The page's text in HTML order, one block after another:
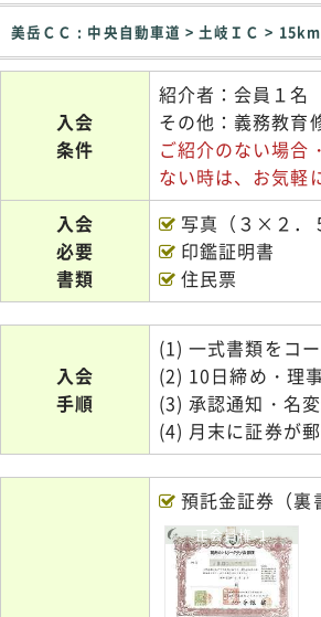
美岳ＣＣ : 中央自動車道 > 土岐ＩＣ >
入会
条件
紹介者：会員１名
その他：義務教育
ご紹介のない場合
ない時は、お気軽
入会
必要
書類
写真（３×２．
印鑑証明書
住民票
入会
手順
(1) 一式書類をコ
(2) 10日締め・理
(3) 承認通知・名
(4) 月末に証券が
預託金証券（裏
正会員権-1